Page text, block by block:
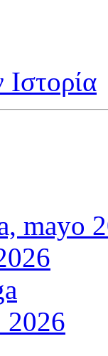
mayo
2026